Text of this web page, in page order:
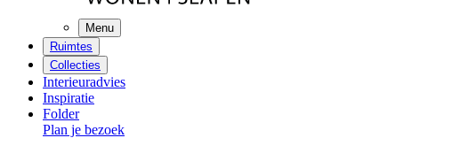
Menu
Ruimtes
Collecties
Interieuradvies
Inspiratie
Folder
Plan je bezoek